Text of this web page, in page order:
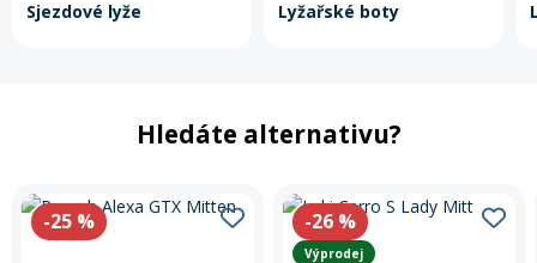
Sjezdové lyže Lyžařské boty
Hledáte alternativu?
-25 % -26 %
Výprodej